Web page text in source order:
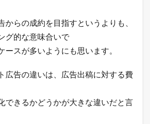
からの成約を目指すというよりも、
グ的な意味合いで
ースが多いようにも思います。
広告の違いは、広告出稿に対する費
できるかどうかが大きな違いだと言